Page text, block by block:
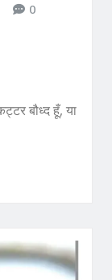
0
बौध्‍द हूँ, या